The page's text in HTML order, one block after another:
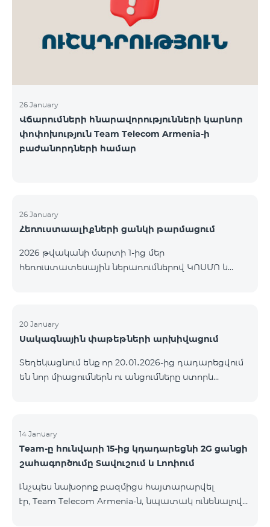
վճարահաշվարկային ընկերությունների կողմից
Team Telecom Armenia-ին առաջարկված
պայմանները ենթադրում էին ծառայությունների
26 January
Վճարումների հնարավորությունների կարևոր
փոփոխություն Team Telecom Armenia-ի
բաժանորդների համար
26 January
Հեռուստաալիքների ցանկի թարմացում
2026 թվականի մարտի 1-ից մեր
հեռուստատեսային ներառումներով ԿՈՍՄՈ և
մուլտիպլեքս հեռուստաալիքները հասանելի
կլինեն միայն այն մարզերում, որտեղ դրանց
մարմինների պահանջների։ Այս փոփոխությունը
իրականացվում է հեռուստատեսային հարթակի
ցանկը ըստ մարզեր
20 January
Սակագնային փաթեթների արխիվացում
Տեղեկացնում ենք որ 20․01․2026-ից դադարեցվում
են նոր միացումներն ու անցումները ստորև
14 January
Team-ը հունվարի 15-ից կդադարեցնի 2G ցանցի
շահագործումը Տավուշում և Լոռիում
Ւնչպես նախօրոք բազմիցս հայտարարվել
էր, Team Telecom Armenia-ն, նպատակ ունենալով